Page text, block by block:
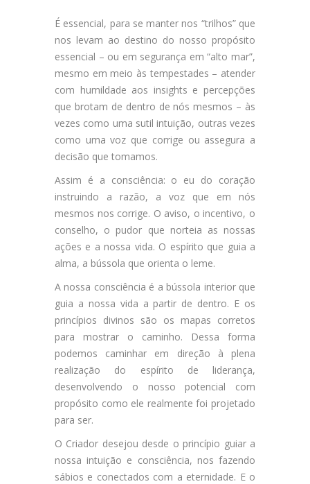
É essencial, para se manter nos “trilhos” que
nos levam ao destino do nosso propósito
essencial – ou em segurança em “alto mar”,
mesmo em meio às tempestades – atender
com humildade aos insights e percepções
que brotam de dentro de nós mesmos – às
vezes como uma sutil intuição, outras vezes
como uma voz que corrige ou assegura a
decisão que tomamos.
Assim é a consciência: o eu do coração
instruindo a razão, a voz que em nós
mesmos nos corrige. O aviso, o incentivo, o
conselho, o pudor que norteia as nossas
ações e a nossa vida. O espírito que guia a
alma, a bússola que orienta o leme.
A nossa consciência é a bússola interior que
guia a nossa vida a partir de dentro. E os
princípios divinos são os mapas corretos
para mostrar o caminho. Dessa forma
podemos caminhar em direção à plena
realização do espírito de liderança,
desenvolvendo o nosso potencial com
propósito como ele realmente foi projetado
para ser.
O Criador desejou desde o princípio guiar a
nossa intuição e consciência, nos fazendo
sábios e conectados com a eternidade. E o